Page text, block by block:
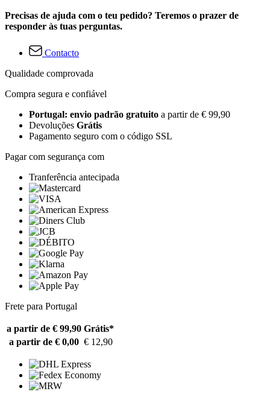
Precisas de ajuda com o teu pedido? Teremos o prazer de
responder às tuas perguntas.
Contacto
Qualidade comprovada
Compra segura e confiável
Portugal: envio padrão gratuito a partir de € 99,90
Devoluções Grátis
Pagamento seguro com o código SSL
Pagar com segurança com
Tranferência antecipada
Frete para Portugal
a partir de € 99,90 Grátis*
a partir de € 0,00 € 12,90